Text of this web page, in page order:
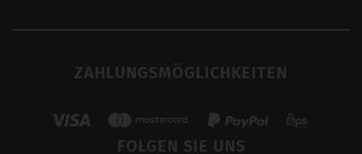
ZAHLUNGSMÖGLICHKEITEN
FOLGEN SIE UNS